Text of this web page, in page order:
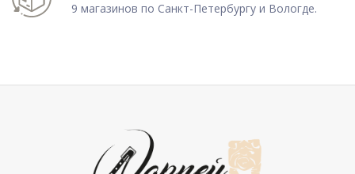
9 магазинов по Санкт-Петербургу и Вологде.